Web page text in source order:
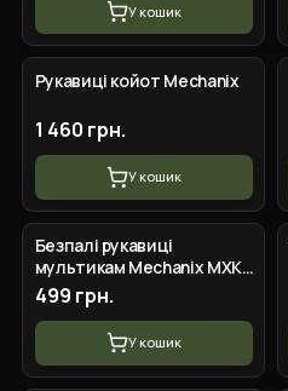
У кошик
Рукавиці койот Mechanix
1 460 грн.
У кошик
+4вар.
Безпалі рукавиці
мультикам Mechanix MXK-
2
499 грн.
У кошик
+4вар.